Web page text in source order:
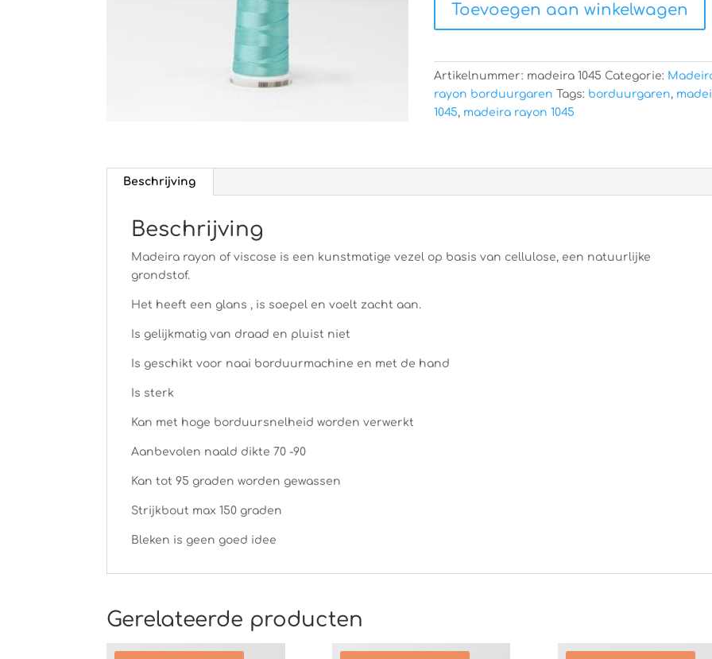
aantal
Toevoegen aan winkelwagen
Artikelnummer: madeira 1045 Categorie:
rayon borduurgaren Tags: borduurgaren,
1045, madeira rayon 1045
Beschrijving
Beschrijving
Madeira rayon of viscose is een kunstmatige vezel op basis van cellulose, een natuurlijke
grondstof.
Het heeft een glans , is soepel en voelt zacht aan.
Is gelijkmatig van draad en pluist niet
Is geschikt voor naai borduurmachine en met de hand
Is sterk
Kan met hoge borduursnelheid worden verwerkt
Aanbevolen naald dikte 70 -90
Kan tot 95 graden worden gewassen
Strijkbout max 150 graden
Bleken is geen goed idee
Gerelateerde producten